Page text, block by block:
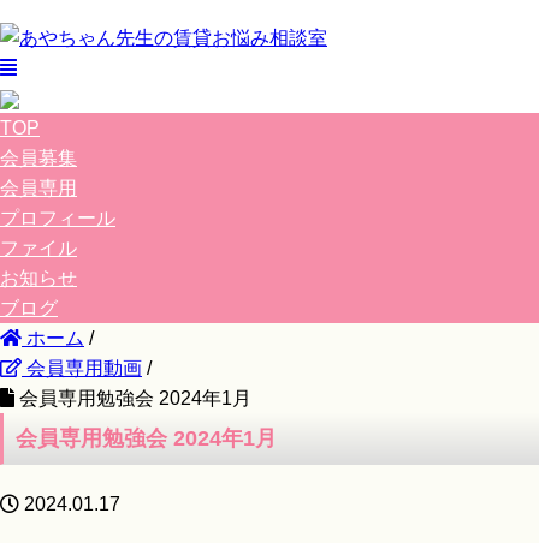
TOP
会員募集
会員専用
プロフィール
ファイル
お知らせ
ブログ
ホーム /
会員専用動画 /
会員専用勉強会 2024年1月
会員専用勉強会 2024年1月
2024.01.17